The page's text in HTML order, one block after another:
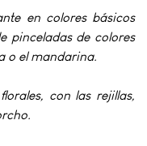
en colores básicos
pinceladas de colores
o el mandarina.
con las rejillas,